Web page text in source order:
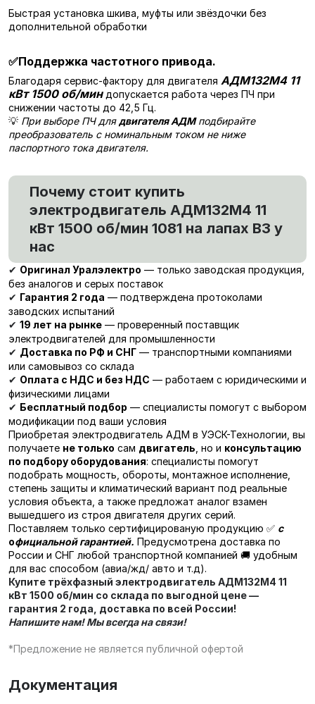
Быстрая установка шкива, муфты или звёздочки без
дополнительной обработки
✅Поддержка частотного привода.
Благодаря сервис-фактору для двигателя АДМ132М4 11
кВт 1500 об/мин допускается работа через ПЧ при
снижении частоты до 42,5 Гц.
💡 При выборе ПЧ длядвигателя АДМподбирайте
преобразователь с номинальным током не ниже
паспортного тока двигателя.
Почему стоит купить
электродвигатель АДМ132М4 11
кВт 1500 об/мин 1081 на лапах В3 у
нас
✔ Оригинал Уралэлектро — только заводская продукция,
без аналогов и серых поставок
✔ Гарантия 2 года — подтверждена протоколами
заводских испытаний
✔ 19 лет на рынке — проверенный поставщик
электродвигателей для промышленности
✔ Доставка по РФ и СНГ — транспортными компаниями
или самовывоз со склада
✔ Оплата с НДС и без НДС — работаем с юридическими и
физическими лицами
✔ Бесплатный подбор — специалисты помогут с выбором
модификации под ваши условия
Приобретая электродвигатель АДМ в УЭСК-Технологии, вы
получаете не только сам двигатель , но и консультацию
по подбору оборудования: специалисты помогут
подобрать мощность, обороты, монтажное исполнение,
степень защиты и климатический вариант под реальные
условия объекта, а также предложат аналог взамен
вышедшего из строя двигателя других серий.
Поставляем только сертифицированую продукцию ✅ с
официальной гарантией. Предусмотрена доставка по
России и СНГ любой транспортной компанией 🚚 удобным
для вас способом (авиа/жд/ авто и т.д).
Купите трёхфазный электродвигатель АДМ132М4 11
кВт 1500 об/мин со склада по выгодной цене —
гарантия 2 года, доставка по всей России!
Напишите нам! Мы всегда на связи!
*Предложение не является публичной офертой
Документация